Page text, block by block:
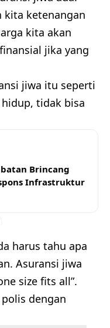
ketenangan
kita akan
jika yang
jiwa itu seperti
tidak bisa
Brincang
Infrastruktur
harus tahu apa
Asuransi jiwa
size fits all”.
dengan